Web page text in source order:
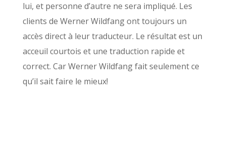
lui, et personne d’autre ne sera impliqué. Les
clients de Werner Wildfang ont toujours un
accès direct à leur traducteur. Le résultat est un
acceuil courtois et une traduction rapide et
correct. Car Werner Wildfang fait seulement ce
qu’il sait faire le mieux!